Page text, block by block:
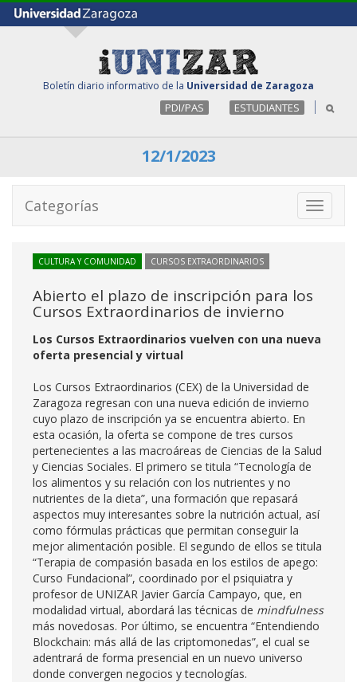
Boletín diario informativo de la Universidad de Zaragoza
PDI/PAS ESTUDIANTES
12/1/2023
Toggle
Categorías
CULTURA Y COMUNIDAD CURSOS EXTRAORDINARIOS
Abierto el plazo de inscripción para los
Cursos Extraordinarios de invierno
Los Cursos Extraordinarios vuelven con una nueva
oferta presencial y virtual
Los Cursos Extraordinarios (CEX) de la Universidad de
Zaragoza regresan con una nueva edición de invierno
cuyo plazo de inscripción ya se encuentra abierto. En
esta ocasión, la oferta se compone de tres cursos
pertenecientes a las macroáreas de Ciencias de la Salud
y Ciencias Sociales. El primero se titula “Tecnología de
los alimentos y su relación con los nutrientes y no
nutrientes de la dieta”, una formación que repasará
aspectos muy interesantes sobre la nutrición actual, así
como fórmulas prácticas que permitan conseguir la
mejor alimentación posible. El segundo de ellos se titula
“Terapia de compasión basada en los estilos de apego:
Curso Fundacional”, coordinado por el psiquiatra y
profesor de UNIZAR Javier García Campayo, que, en
modalidad virtual, abordará las técnicas de mindfulness
más novedosas. Por último, se encuentra “Entendiendo
Blockchain: más allá de las criptomonedas”, el cual se
adentrará de forma presencial en un nuevo universo
donde convergen negocios y tecnologías.